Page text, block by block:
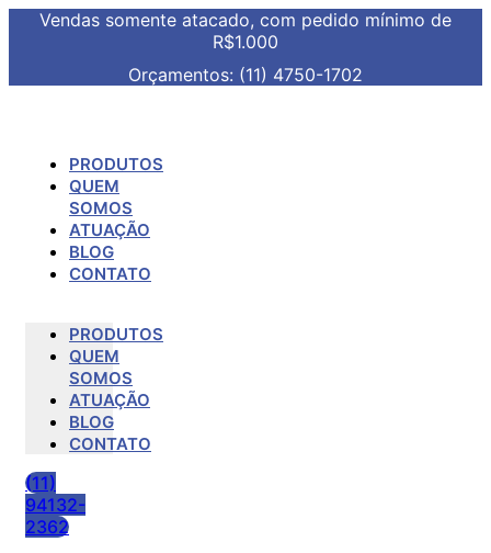
Vendas somente atacado, com pedido mínimo de
R$1.000
Orçamentos: (11) 4750-1702
PRODUTOS
QUEM
SOMOS
ATUAÇÃO
BLOG
CONTATO
PRODUTOS
QUEM
SOMOS
ATUAÇÃO
BLOG
CONTATO
(11)
94132-
2362